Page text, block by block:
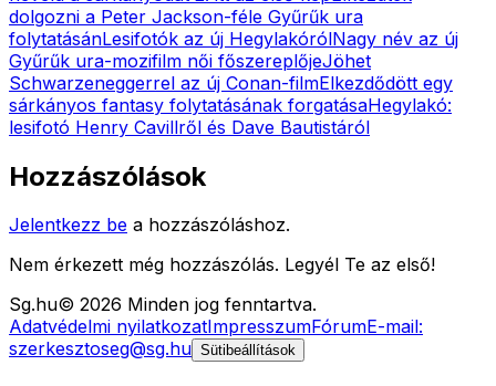
dolgozni a Peter Jackson-féle Gyűrűk ura
folytatásánLesifotók az új HegylakórólNagy név az új
Gyűrűk ura-mozifilm női főszereplőjeJöhet
Schwarzeneggerrel az új Conan-filmElkezdődött egy
sárkányos fantasy folytatásának forgatásaHegylakó:
lesifotó Henry Cavillről és Dave Bautistáról
Hozzászólások
Jelentkezz be a hozzászóláshoz.
Nem érkezett még hozzászólás. Legyél Te az első!
Sg.hu© 2026 Minden jog fenntartva.
Adatvédelmi nyilatkozatImpresszumFórumE-mail:
szerkesztoseg@sg.hu Sütibeállítások